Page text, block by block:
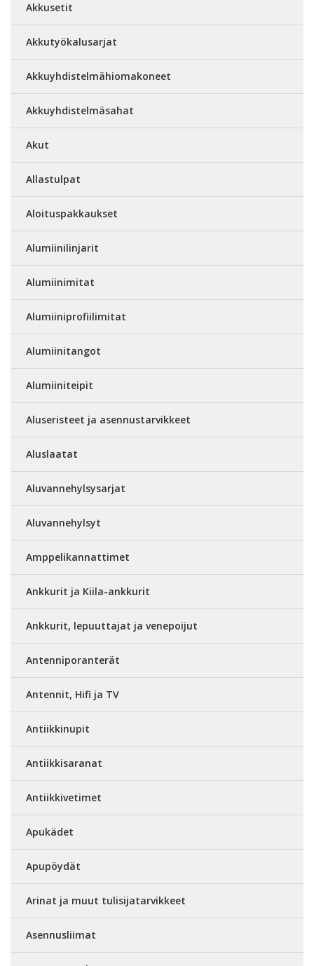
Akkusetit
Akkutyökalusarjat
Akkuyhdistelmähiomakoneet
Akkuyhdistelmäsahat
Akut
Allastulpat
Aloituspakkaukset
Alumiinilinjarit
Alumiinimitat
Alumiiniprofiilimitat
Alumiinitangot
Alumiiniteipit
Aluseristeet ja asennustarvikkeet
Aluslaatat
Aluvannehylsysarjat
Aluvannehylsyt
Amppelikannattimet
Ankkurit ja Kiila-ankkurit
Ankkurit, lepuuttajat ja venepoijut
Antenniporanterät
Antennit, Hifi ja TV
Antiikkinupit
Antiikkisaranat
Antiikkivetimet
Apukädet
Apupöydät
Arinat ja muut tulisijatarvikkeet
Asennusliimat